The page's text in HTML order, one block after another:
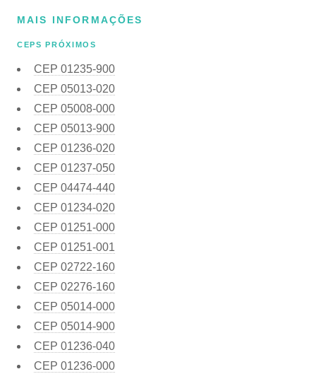
MAIS INFORMAÇÕES
CEPS PRÓXIMOS
CEP 01235-900
CEP 05013-020
CEP 05008-000
CEP 05013-900
CEP 01236-020
CEP 01237-050
CEP 04474-440
CEP 01234-020
CEP 01251-000
CEP 01251-001
CEP 02722-160
CEP 02276-160
CEP 05014-000
CEP 05014-900
CEP 01236-040
CEP 01236-000